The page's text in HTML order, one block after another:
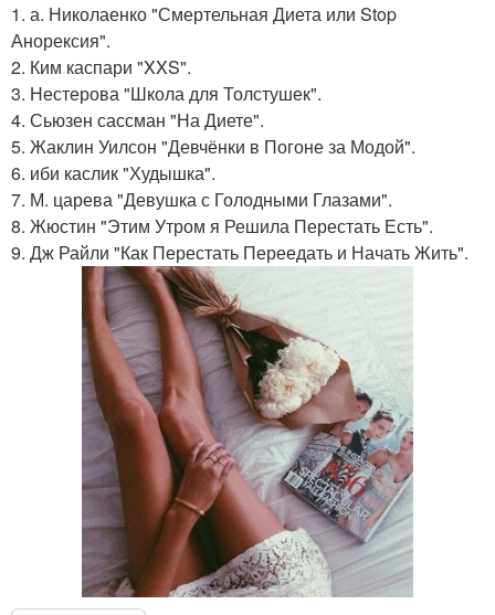
1. а. Николаенко "Смертельная Диета или Stop
Анорексия".
2. Ким каспари "XXS".
3. Нестерова "Школа для Толстушек".
4. Сьюзен сассман "На Диете".
5. Жаклин Уилсон "Девчёнки в Погоне за Модой".
6. иби каслик "Худышка".
7. М. царева "Девушка с Голодными Глазами".
8. Жюстин "Этим Утром я Решила Перестать Есть".
9. Дж Райли "Как Перестать Переедать и Начать Жить".